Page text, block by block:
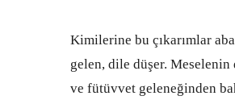
Kimilerine bu çıkarımlar
gelen, dile düşer. Meselenin
ve fütüvvet geleneğinden